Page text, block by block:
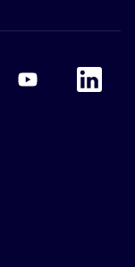
Accor Youtube
Accor